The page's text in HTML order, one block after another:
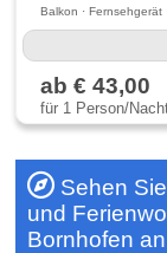
Balkon · Fernsehgerät
ab € 43,00
für 1 Person/
Sehen
und
Bornhofen an